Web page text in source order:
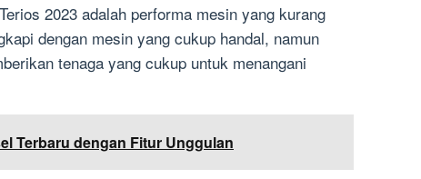
2023 adalah performa mesin yang kurang
dengan mesin yang cukup handal, namun
tenaga yang cukup untuk menangani
Terbaru dengan Fitur Unggulan